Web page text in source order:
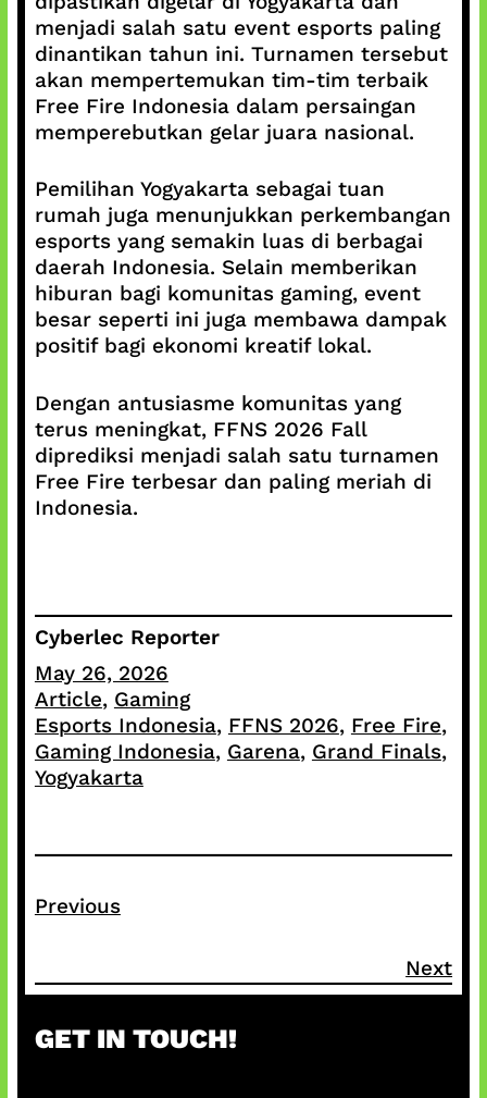
menjadi salah satu event esports paling
dinantikan tahun ini. Turnamen tersebut
akan mempertemukan tim-tim terbaik
Free Fire Indonesia dalam persaingan
memperebutkan gelar juara nasional.
Pemilihan Yogyakarta sebagai tuan
rumah juga menunjukkan perkembangan
esports yang semakin luas di berbagai
daerah Indonesia. Selain memberikan
hiburan bagi komunitas gaming, event
besar seperti ini juga membawa dampak
positif bagi ekonomi kreatif lokal.
Dengan antusiasme komunitas yang
terus meningkat, FFNS 2026 Fall
diprediksi menjadi salah satu turnamen
Free Fire terbesar dan paling meriah di
Indonesia.
Cyberlec Reporter
May 26, 2026
Article, Gaming
Esports Indonesia, FFNS 2026, Free Fire ,
Gaming Indonesia, Garena, Grand Finals ,
Yogyakarta
Previous
Next
GET IN TOUCH!